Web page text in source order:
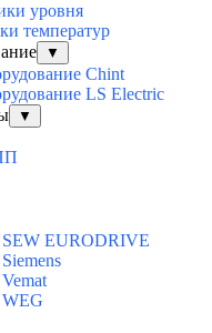
уровня
температур
▼
Chint
LS Electric
▼
SEW EURODRIVE
WEG